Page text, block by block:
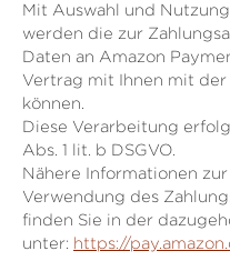
Mit Auswahl und
werden die zur
Daten an Amazon
Vertrag mit Ihnen mit
können.
Diese Verarbeitung
Abs. 1 lit. b DSGVO.
Nähere Informationen
Verwendung des
finden Sie in der
unter: https://